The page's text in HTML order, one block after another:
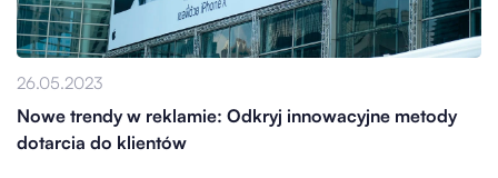
26.05.2023
Nowe trendy w reklamie: Odkryj innowacyjne metody
dotarcia do klientów